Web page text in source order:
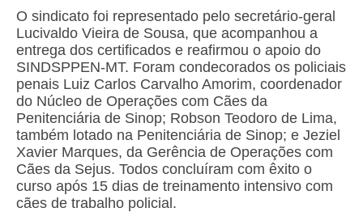
Nota de Falecimento
Notícias
Pautas Nacionais
Convênios
Fale Conosco
Permutas Disponíveis
O sindicato foi representado pelo secretário-geral
Lucivaldo Vieira de Sousa, que acompanhou a
entrega dos certificados e reafirmou o apoio do
SINDSPPEN-MT. Foram condecorados os policiais
penais Luiz Carlos Carvalho Amorim, coordenador
do Núcleo de Operações com Cães da
Penitenciária de Sinop; Robson Teodoro de Lima,
também lotado na Penitenciária de Sinop; e Jeziel
Xavier Marques, da Gerência de Operações com
Cães da Sejus. Todos concluíram com êxito o
curso após 15 dias de treinamento intensivo com
cães de trabalho policial.